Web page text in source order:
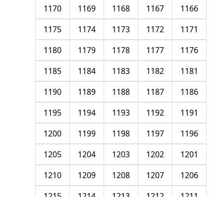
1166
1167
1168
1169
1170
1171
1172
1173
1174
1175
1176
1177
1178
1179
1180
1181
1182
1183
1184
1185
1186
1187
1188
1189
1190
1191
1192
1193
1194
1195
1196
1197
1198
1199
1200
1201
1202
1203
1204
1205
1206
1207
1208
1209
1210